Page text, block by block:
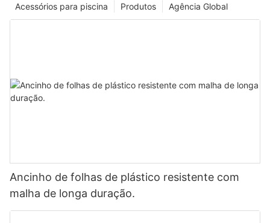
Agência Global
Produtos
Acessórios para piscina
Ancinho de folhas de plástico resistente com
malha de longa duração.